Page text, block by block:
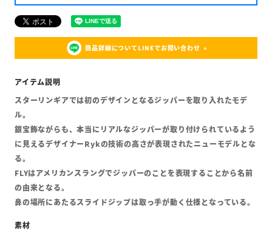
商品詳細についてLINEでお問い合わせ
スターリンギアでは初のデザインとなるジッパーを取り入れたモデ
ル。
銀宝飾ながらも、本当にリアルなジッパーが取り付けられているよう
に見えるデザイナーRykの技術の高さが表現されたニューモデルとな
る。
FLYはアメリカンスラングでジッパーのことを表現することから名前
の由来となる。
鼻の場所にあたるスライドジップは取っ手が動く仕様となっている。